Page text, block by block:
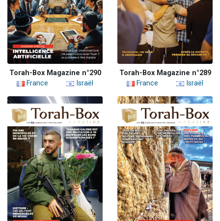
Torah-Box Magazine n°290
France
Israël
Torah-Box Magazine n°289
France
Israël